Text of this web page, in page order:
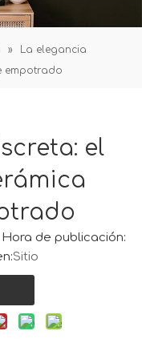
»
La elegancia
empotrado
el
de publicación:
Sitio